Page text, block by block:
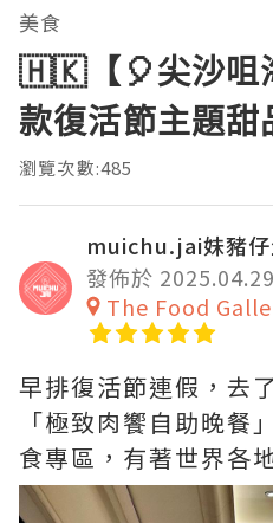
美食
🇭🇰【🎈尖沙咀
款復活節主題甜
瀏覽次數:485
muichu.jai妹豬仔
發佈於 2025.04.29
The Food
早排復活節連假，去
「極致肉饗自助晚餐
食專區，有著世界各